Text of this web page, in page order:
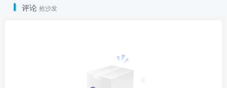
评论 抢沙发